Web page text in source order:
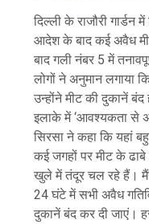
दिल्ली के राजौरी गार्डन
आदेश के बाद कई अवैध
बाद गली नंबर 5 में
लोगों ने अनुमान लगाया
उन्होंने मीट की दुकानें बंद
इलाके में ‘आवश्यकता से
सिरसा ने कहा कि यहां
कई जगहों पर मीट के
खुले में तंदूर चल रहे हैं।
24 घंटे में सभी अवैध
दुकानें बंद कर दी जाएं।